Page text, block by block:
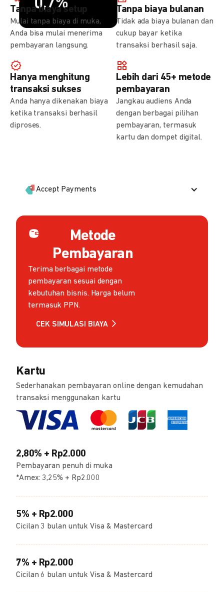
0,7%
Tanpa biaya setup
Mulai tanpa biaya di muka,
Anda bisa mulai menerima
pembayaran langsung.
Tanpa biaya bulanan
Tidak ada biaya bulanan dan
cukup bayar ketika
transaksi berhasil saja.
Hanya menghitung
transaksi sukses
Anda hanya dikenakan biaya
ketika transaksi berhasil
diproses.
Lebih dari 45+ metode
pembayaran
Jangkau audiens Anda
dengan berbagai pilihan
pembayaran, termasuk
kartu dan dompet digital.
Accept Payments
Metode
Pembayaran
Terima berbagai metode
pembayaran sesuai dengan
kebutuhan bisnis. Harga belum
termasuk PPN.
CEK SIMULASI BIAYA
Kartu
Sederhanakan pembayaran online dengan kemudahan
transaksi menggunakan kartu
2,80% + Rp2.000
Pembayaran penuh di muka
*Amex: 3,25% + Rp2.000
5% + Rp2.000
Cicilan 3 bulan untuk Visa & Mastercard
7% + Rp2.000
Cicilan 6 bulan untuk Visa & Mastercard